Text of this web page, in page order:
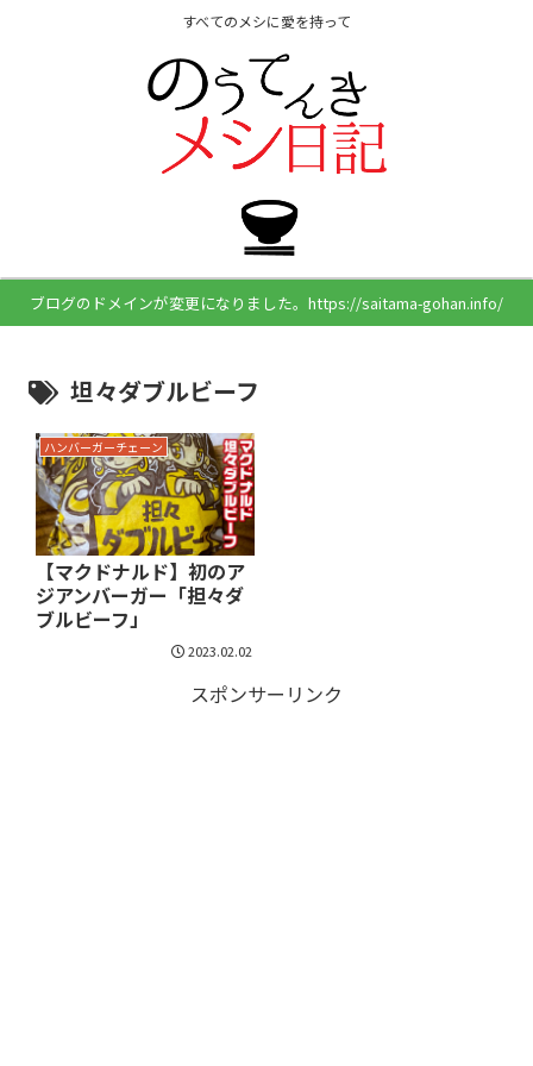
すべてのメシに愛を持って
ブログのドメインが変更になりました。https://saitama-gohan.info/
坦々ダブルビーフ
ハンバーガーチェーン
【マクドナルド】初のア
ジアンバーガー「担々ダ
ブルビーフ」
2023.02.02
スポンサーリンク